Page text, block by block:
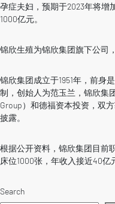
孕症夫妇，预期于2023年将增
1000亿元。
锦欣生殖为锦欣集团旗下公司
锦欣集团成立于1951年，前身
制，创始人为范玉兰，锦欣集
Group）和德福资本投资，双
披露。
根据公开资料，锦欣集团目前
床位1000张，年收入接近40亿
Search